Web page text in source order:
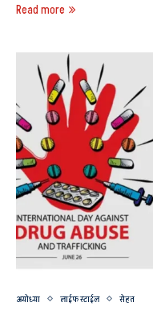
Read more
अयोध्या लाईफ स्टाईल सेहत